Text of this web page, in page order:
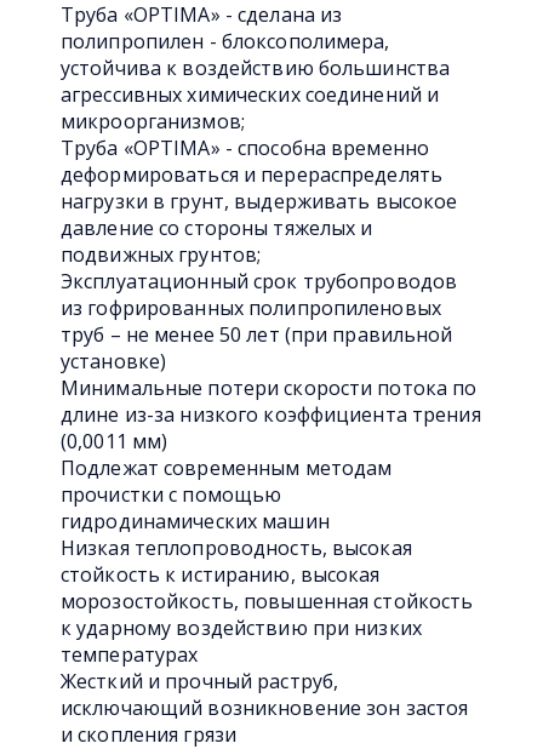
Труба «OPTIMA» - сделана из
полипропилен - блоксополимера,
устойчива к воздействию большинства
агрессивных химических соединений и
микроорганизмов;
Труба «OPTIMA» - способна временно
деформироваться и перераспределять
нагрузки в грунт, выдерживать высокое
давление со стороны тяжелых и
подвижных грунтов;
Эксплуатационный срок трубопроводов
из гофрированных полипропиленовых
труб – не менее 50 лет (при правильной
установке)
Минимальные потери скорости потока по
длине из-за низкого коэффициента трения
(0,0011 мм)
Подлежат современным методам
прочистки с помощью
гидродинамических машин
Низкая теплопроводность, высокая
стойкость к истиранию, высокая
морозостойкость, повышенная стойкость
к ударному воздействию при низких
температурах
Жесткий и прочный раструб,
исключающий возникновение зон застоя
и скопления грязи